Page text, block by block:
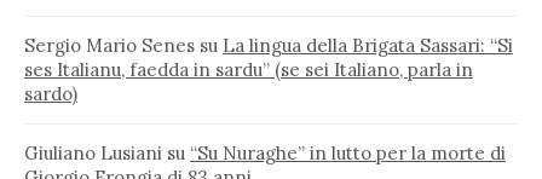
Sergio Mario Senes su La lingua della Brigata Sassari: “Si
ses Italianu, faedda in sardu” (se sei Italiano, parla in
sardo)
Giuliano Lusiani su “Su Nuraghe” in lutto per la morte di